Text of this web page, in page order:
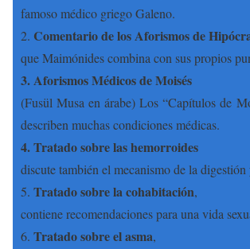
famoso médico griego Galeno.
2. Comentario de los Aforismos de
que Maimónides combina con sus propios
3. Aforismos Médicos de Moisés
(Fusül Musa en árabe) Los “Capítulos de
describen muchas condiciones médicas.
4. Tratado sobre las hemorroides
discute también el mecanismo de la
5. Tratado sobre la cohabitación,
contiene recomendaciones para una vida
6. Tratado sobre el asma,